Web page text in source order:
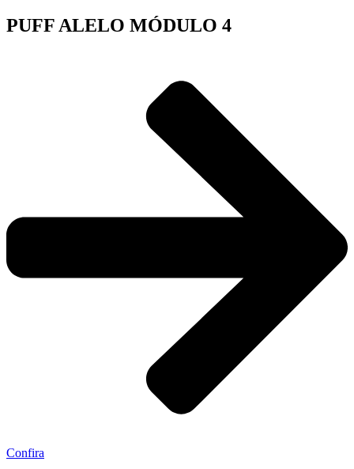
PUFF ALELO MÓDULO 4
Confira